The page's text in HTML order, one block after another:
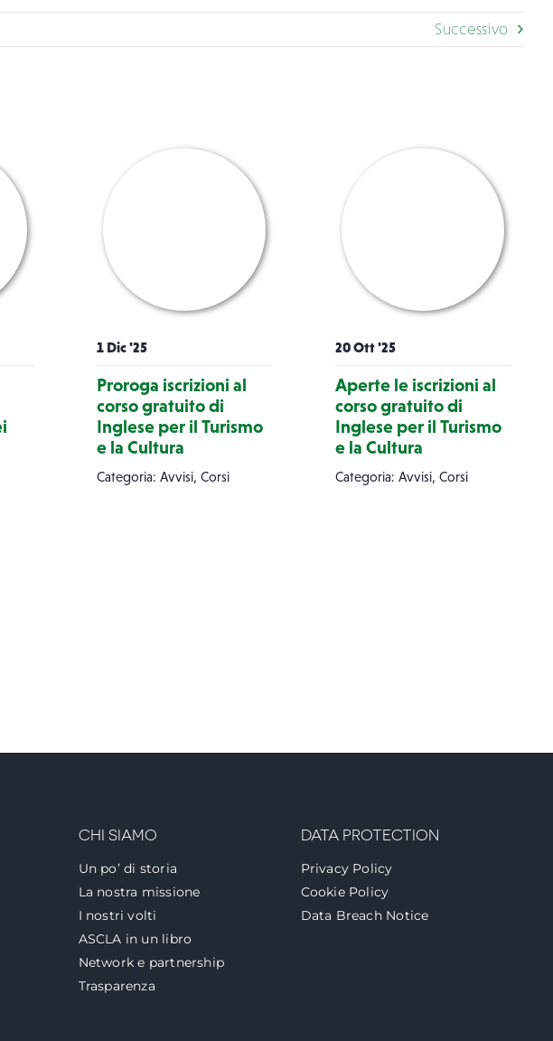
Successivo
1 Dic '25
Proroga iscrizioni al
corso gratuito di
Inglese per il Turismo
e la Cultura
Categoria: Avvisi, Corsi
20 Ott '25
Aperte le iscrizioni al
corso gratuito di
Inglese per il Turismo
e la Cultura
Categoria: Avvisi, Corsi
CHI SIAMO
Un po’ di storia
La nostra missione
I nostri volti
ASCLA in un libro
Network e partnership
Trasparenza
DATA PROTECTION
Privacy Policy
Cookie Policy
Data Breach Notice